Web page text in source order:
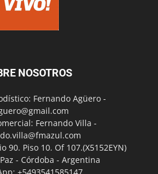
NOSOTROS
Fernando Agüero -
Fernando Villa -
90. Piso 10. Of 107.(X5152EYN)
- Córdoba - Argentina
+5493541585147